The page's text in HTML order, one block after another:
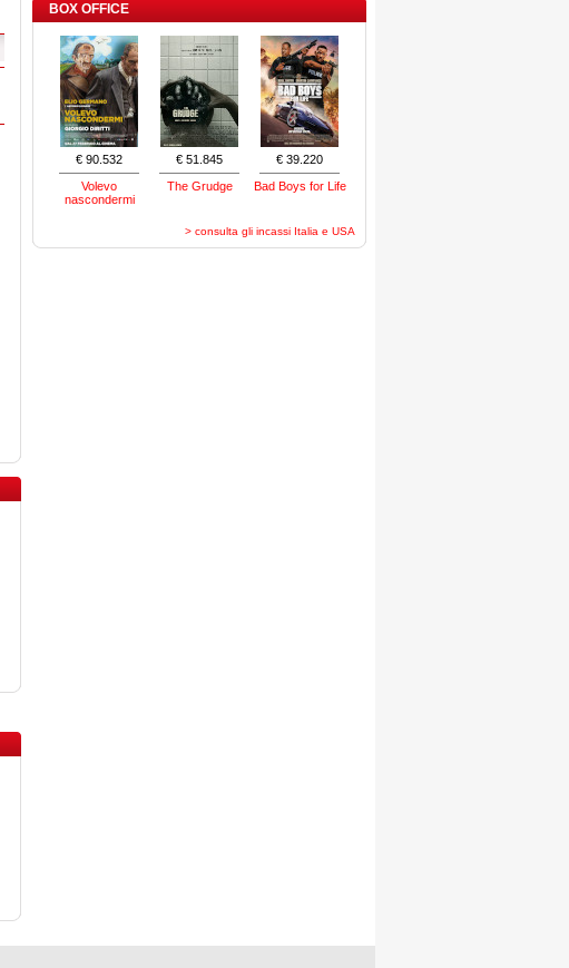
BOX OFFICE
€ 90.532
Volevo
nascondermi
€ 51.845
The Grudge
€ 39.220
Bad Boys for Life
> consulta gli incassi Italia e USA